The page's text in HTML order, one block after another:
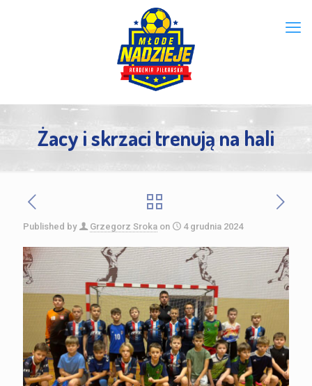
Żacy i skrzaci trenują na hali
Published by Grzegorz Sroka on 4 grudnia 2024